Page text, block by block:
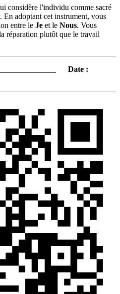
considère l'individu comme sacré
En adoptant cet instrument, vous
entre le Je et le Nous. Vous
réparation plutôt que le travail
Date :